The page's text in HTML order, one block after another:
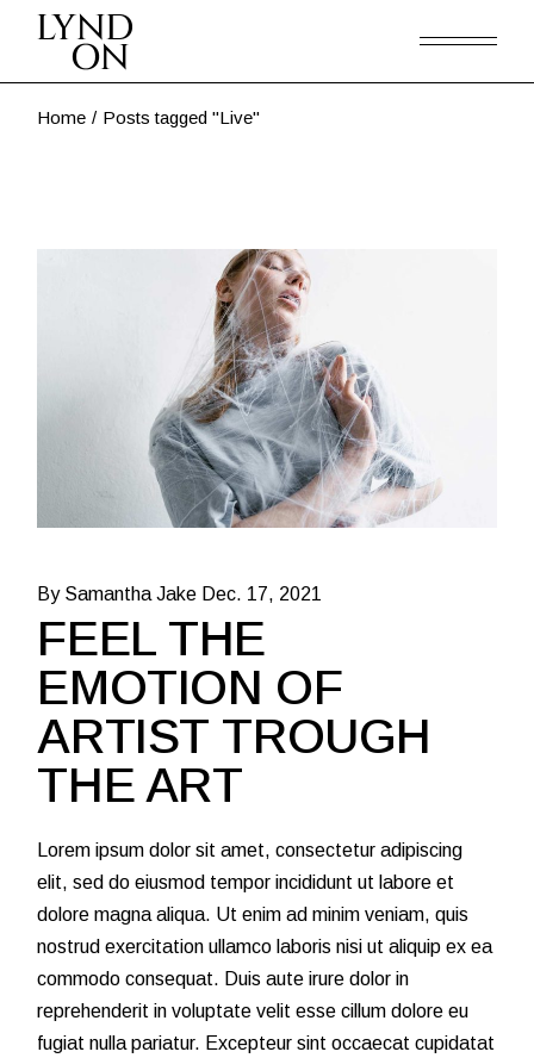
Home Posts tagged "Live"
By Samantha Jake Dec. 17, 2021
FEEL THE
EMOTION OF
ARTIST TROUGH
THE ART
Lorem ipsum dolor sit amet, consectetur adipiscing
elit, sed do eiusmod tempor incididunt ut labore et
dolore magna aliqua. Ut enim ad minim veniam, quis
nostrud exercitation ullamco laboris nisi ut aliquip ex ea
commodo consequat. Duis aute irure dolor in
reprehenderit in voluptate velit esse cillum dolore eu
fugiat nulla pariatur. Excepteur sint occaecat cupidatat